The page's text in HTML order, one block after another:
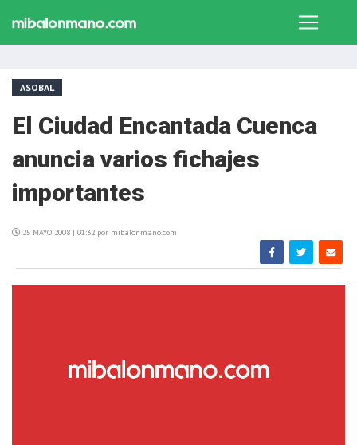
ASOBAL
El Ciudad Encantada Cuenca
anuncia varios fichajes
importantes
25 MAYO 2008 | 01:32 por mibalonmano.com